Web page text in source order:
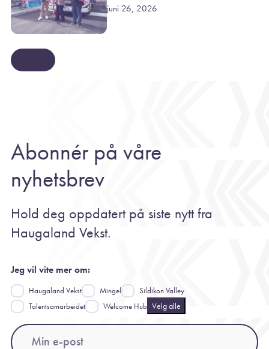
juni 26, 2026
Abonnér på våre
nyhetsbrev
Hold deg oppdatert på siste nytt fra
Haugaland Vekst.
Jeg vil vite mer om:
Haugaland Vekst Mingel
Sildikon Valley
Talentsamarbeidet
Welcome Hub Velg alle
Email